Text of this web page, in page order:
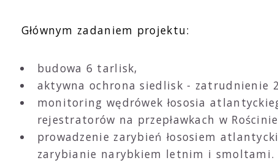
Głównym zadaniem projektu:
budowa 6 tarlisk,
aktywna ochrona siedlisk - zatrudnienie
monitoring wędrówek łososia
rejestratorów na przepławkach w
prowadzenie zarybień łososiem
zarybianie narybkiem letnim i smoltami.